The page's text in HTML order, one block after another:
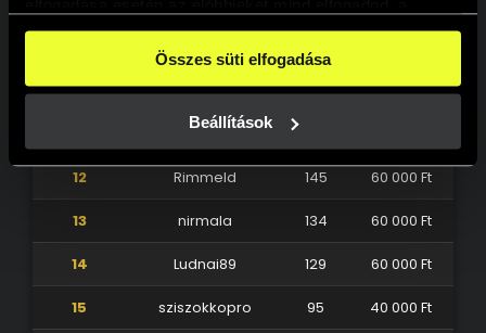
beállításokban pedig egyesével dönthethetsz arról, hogy
a weboldal használatához elengedhetetlen sütiken kívül
A weboldalainkon használt sütikről további információkat
erre a linkre kattintva a Süti tájékoztatónkban
Összes süti elfogadása
Beállítások
Progressive181 236
10 AntonShaolin 230 80 000 Ft
Tino11
12 Rimmeld 145 60 000 Ft
13 nirmala 134 60 000 Ft
14 Ludnai89 129 60 000 Ft
15 sziszokkopro 95 40 000 Ft